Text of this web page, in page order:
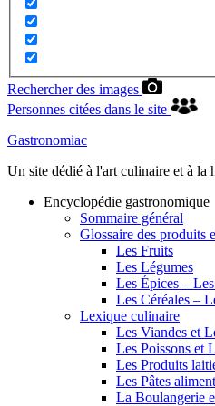
Rechercher des images
Personnes citées dans le site
Gastronomiac
Un site dédié à l'art culinaire et à la
Encyclopédie gastronomique
Sommaire général
Glossaire des produits
Les Fruits
Les Légumes
Les Épices –
Les Céréales –
Lexique culinaire
Les Viandes et
Les Poissons et
Les Produits
Les Pâtes
La Boulangerie